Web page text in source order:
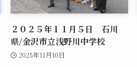
２０２５年１１月５日 石川
県/金沢市立浅野川中学校
2025年11月10日